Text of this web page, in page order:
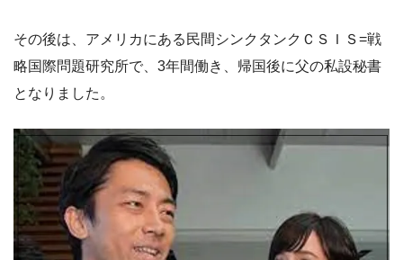
その後は、アメリカにある民間シンクタンクＣＳＩＳ=戦
略国際問題研究所で、3年間働き、帰国後に父の私設秘書
となりました。